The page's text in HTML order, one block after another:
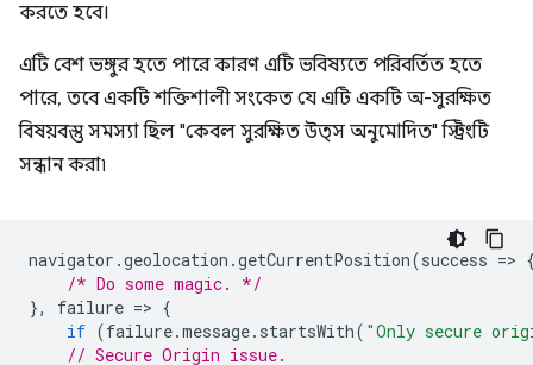
করতে হবে।
এটি বেশ ভঙ্গুর হতে পারে কারণ এটি ভবিষ্যতে পরিবর্তিত হতে
পারে, তবে একটি শক্তিশালী সংকেত যে এটি একটি অ-সুরক্ষিত
বিষয়বস্তু সমস্যা ছিল "কেবল সুরক্ষিত উত্স অনুমোদিত" স্ট্রিংটি
সন্ধান করা৷
navigator .geolocation .getCurrentPosition(success =>
/* Do some magic. */
},
failure => {
if (failure.message. startsWith( "Only secure
// Secure Origin issue.